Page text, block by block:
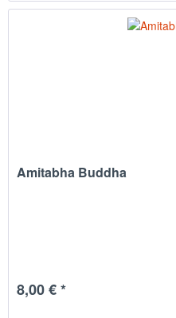
Amitabha Buddha
8,00 € *